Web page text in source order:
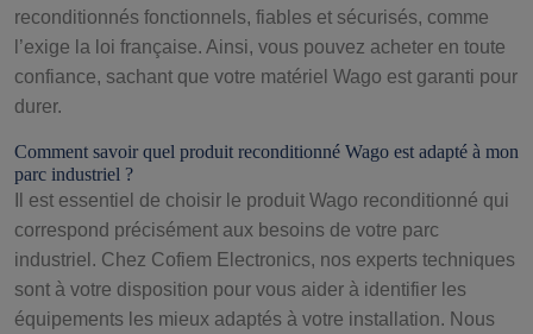
reconditionnés fonctionnels, fiables et sécurisés, comme
l’exige la loi française. Ainsi, vous pouvez acheter en toute
confiance, sachant que votre matériel Wago est garanti pour
durer.
Comment savoir quel produit reconditionné Wago est adapté à mon
parc industriel ?
Il est essentiel de choisir le produit Wago reconditionné qui
correspond précisément aux besoins de votre parc
industriel. Chez Cofiem Electronics, nos experts techniques
sont à votre disposition pour vous aider à identifier les
équipements les mieux adaptés à votre installation. Nous